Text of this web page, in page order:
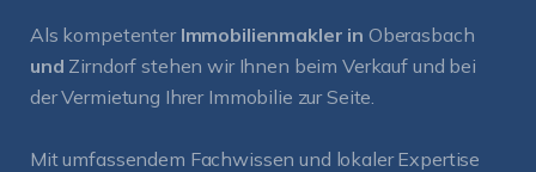
Als kompetenter Immobilienmakler in Oberasbach
und Zirndorf stehen wir Ihnen beim Verkauf und bei
der Vermietung Ihrer Immobilie zur Seite.
Mit umfassendem Fachwissen und lokaler Expertise